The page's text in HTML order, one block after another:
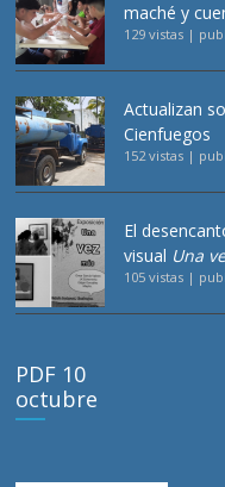
maché y
129 vistas |
Actualizan
Cienfuegos
152 vistas |
El
visual Una
105 vistas |
PDF 10
octubre